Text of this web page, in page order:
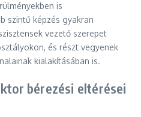
is
szintű képzés gyakran
vezető szerepet
és részt vegyenek
kialakításában is.
bérezési eltérései